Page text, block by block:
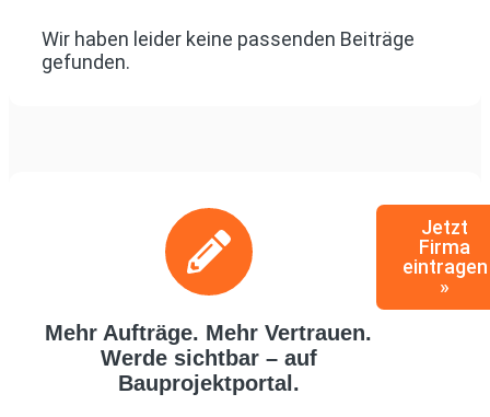
Wir haben leider keine passenden Beiträge
gefunden.
Mehr Aufträge. Mehr Vertrauen.
Werde sichtbar – auf
Bauprojektportal.
Jetzt
Firma
eintragen
»